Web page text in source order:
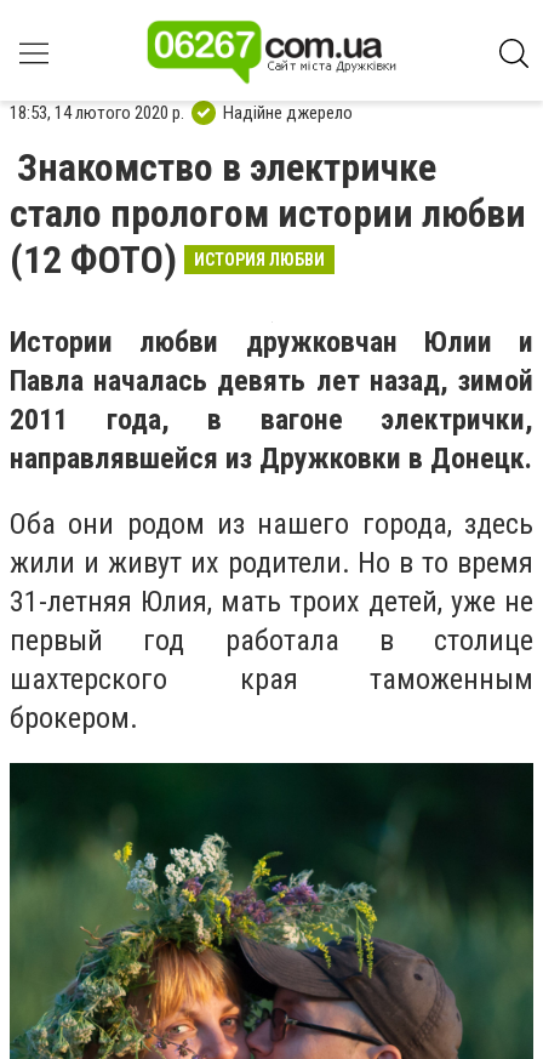
18:53, 14 лютого 2020 р. Надійне джерело
Знакомство в электричке
стало прологом истории любви
(12 ФОТО)
ИСТОРИЯ ЛЮБВИ
Истории любви дружковчан Юлии и
Павла началась девять лет назад, зимой
2011 года, в вагоне электрички,
направлявшейся из Дружковки в Донецк.
Оба они родом из нашего города, здесь
жили и живут их родители. Но в то время
31-летняя Юлия, мать троих детей, уже не
первый год работала в столице
шахтерского края таможенным
брокером.